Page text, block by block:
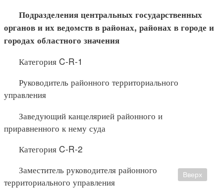
Подразделения центральных государственных
органов и их ведомств в районах, районах в городе и
городах областного значения
Категория C-R-1
Руководитель районного территориального
управления
Заведующий канцелярией районного и
приравненного к нему суда
Категория C-R-2
Заместитель руководителя районного
территориального управления
Вверх